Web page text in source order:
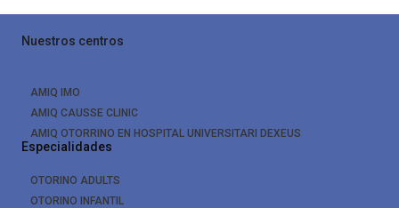
Nuestros centros
AMIQ IMO
AMIQ CAUSSE CLINIC
AMIQ OTORRINO EN HOSPITAL UNIVERSITARI DEXEUS
Especialidades
OTORINO ADULTS
OTORINO INFANTIL